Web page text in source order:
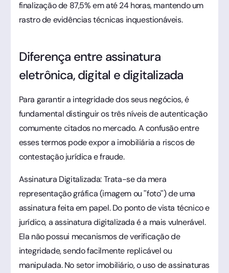
finalização de 87,5% em até 24 horas, mantendo um
rastro de evidências técnicas inquestionáveis.
Diferença entre assinatura
eletrônica, digital e digitalizada
Para garantir a integridade dos seus negócios, é
fundamental distinguir os três níveis de autenticação
comumente citados no mercado. A confusão entre
esses termos pode expor a imobiliária a riscos de
contestação jurídica e fraude.
Assinatura Digitalizada: Trata-se da mera
representação gráfica (imagem ou "foto") de uma
assinatura feita em papel. Do ponto de vista técnico e
jurídico, a assinatura digitalizada é a mais vulnerável.
Ela não possui mecanismos de verificação de
integridade, sendo facilmente replicável ou
manipulada. No setor imobiliário, o uso de assinaturas